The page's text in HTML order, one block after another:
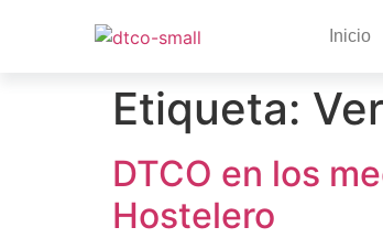
Inicio
Etiqueta:
DTCO en los
Hostelero